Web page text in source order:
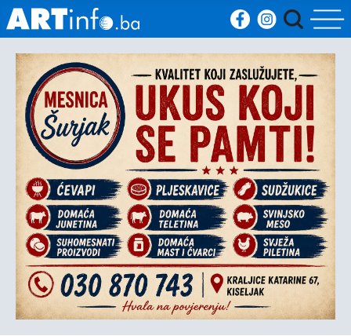
Početna
Vijesti
Sport
Kultura
Crna
kronika
Politika